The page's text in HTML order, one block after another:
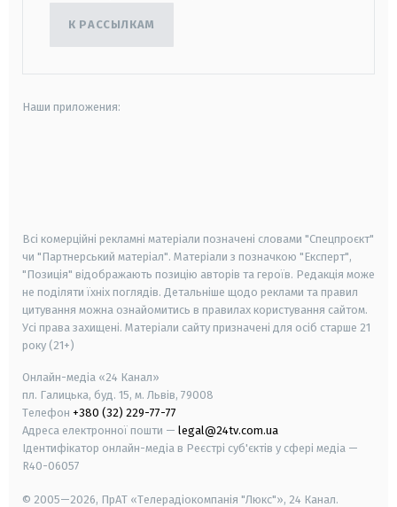
К РАССЫЛКАМ
Наши приложения:
Всі комерційні рекламні матеріали позначені словами "Спецпроєкт"
чи "Партнерський матеріал". Матеріали з позначкою "Експерт",
"Позиція" відображають позицію авторів та героїв. Редакція може
не поділяти їхніх поглядів. Детальніше щодо реклами та правил
цитування можна ознайомитись в правилах користування сайтом.
Усі права захищені. Матеріали сайту призначені для осіб старше 21
року (21+)
Онлайн-медіа «24 Канал»
пл. Галицька, буд. 15, м. Львів, 79008
Телефон +380 (32) 229-77-77
Адреса електронної пошти — legal@24tv.com.ua
Ідентифікатор онлайн-медіа в Реєстрі суб'єктів у сфері медіа —
R40-06057
© 2005—2026, ПрАТ «Телерадіокомпанія "Люкс"», 24 Канал.